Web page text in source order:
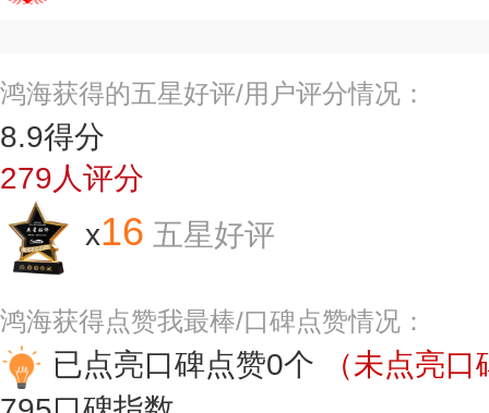
鸿海获得的五星好评/用户评分情况：
8.9得分
279人评分
x16 五星好评
鸿海获得点赞我最棒/口碑点赞情况：
已点亮口碑点赞0个
（未点亮